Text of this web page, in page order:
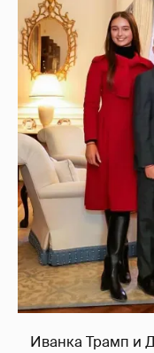
Иванка Трамп и